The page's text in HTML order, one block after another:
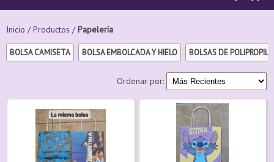
Inicio /Productos /Papelería
BOLSA CAMISETA BOLSA EMBOLCADA Y HIELO BOLSAS DE
Ordenar por: